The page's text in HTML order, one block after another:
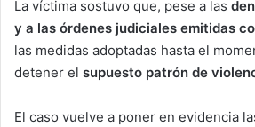
La víctima sostuvo que, pese a las
y a las órdenes judiciales emitidas
las medidas adoptadas hasta el
detener el supuesto patrón de
El caso vuelve a poner en evidencia